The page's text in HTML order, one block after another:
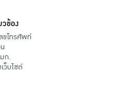
ข้อง
ขโทรศัพท์
ก.
ว็บไซต์